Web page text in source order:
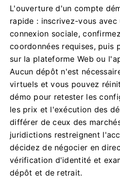
L'ouverture d'un compte
rapide : inscrivez-vous avec
connexion sociale,
coordonnées requises, puis
sur la plateforme Web ou
Aucun dépôt n'est
virtuels et vous pouvez
démo pour retester les
les prix et l'exécution des
différer de ceux des
juridictions restreignent
décidez de négocier en
vérification d'identité et
dépôt et de retrait.